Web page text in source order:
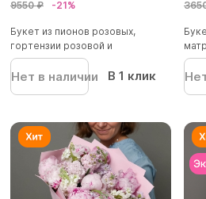
9550 ₽ -21%
Букет из пионов розовых,
гортензии розовой и
альстромер...
Нет в наличии В 1 клик